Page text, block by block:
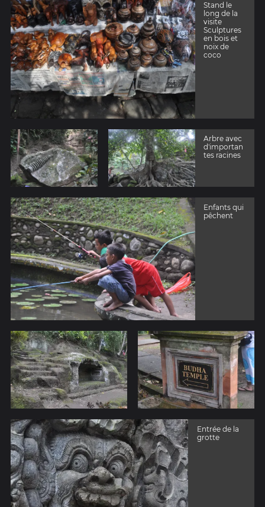
Stand le
long de la
visite
Sculptures
en bois et
noix de
coco
Arbre avec
d'importan
tes racines
Enfants qui
pêchent
Entrée de la
grotte